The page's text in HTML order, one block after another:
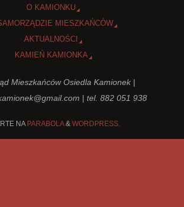
O KAMIONKU
MIESZKAŃCÓW
AKTUALNOŚCI
KAMIEŃ KAMIONKA
Mieszkańców Osiedla Kamionek |
| tel. 882 051 938
NA PARABOLA& WORDPRESS.